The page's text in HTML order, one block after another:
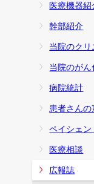
医療機器紹
幹部紹介
当院のクリ
当院のが
病院統計
患者さんの
ペイシェ
医療相談
広報誌